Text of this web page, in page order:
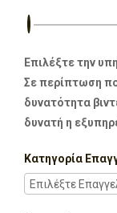
Επιλέξτε την
Σε περίπτωση
δυνατότητα
δυνατή η
Κατηγορία